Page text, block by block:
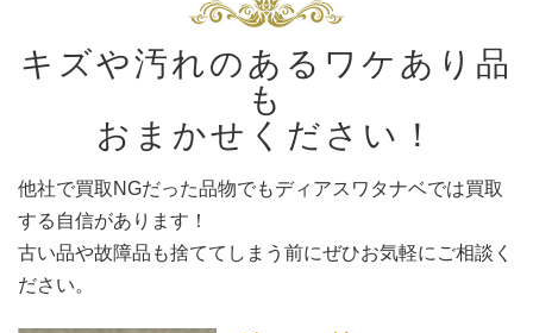
キズや汚れのあるワケあり品
も
おまかせください！
他社で買取NGだった品物でもディアスワタナベでは買取
する自信があります！
古い品や故障品も捨ててしまう前にぜひお気軽にご相談く
ださい。